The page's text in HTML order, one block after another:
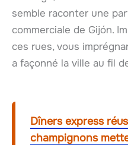
semble raconter une
commerciale de Gijón.
ces rues, vous
a façonné la ville au fil
Dîners express
champignons